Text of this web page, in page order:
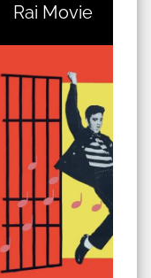
Rai Movie